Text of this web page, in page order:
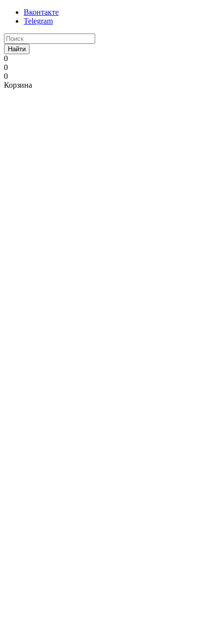
Вконтакте
Telegram
Найти
0
0
0
Корзина